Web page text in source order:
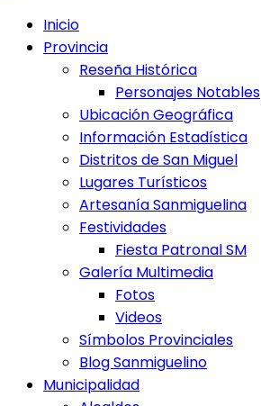
Inicio
Provincia
Reseña Histórica
Personajes Notables
Ubicación Geográfica
Información Estadística
Distritos de San Miguel
Lugares Turísticos
Artesanía Sanmiguelina
Festividades
Fiesta Patronal SM
Galería Multimedia
Fotos
Videos
Símbolos Provinciales
Blog Sanmiguelino
Municipalidad